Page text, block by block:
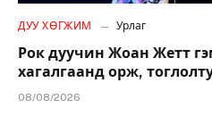
ДУУ ХӨГЖИМ Урлаг
Рок дуучин Жоан Жетт
хагалгаанд орж,
08/08/2026